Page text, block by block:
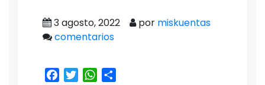
3 agosto, 2022 por miskuentas
comentarios
Facebook
TwitterWhatsApp